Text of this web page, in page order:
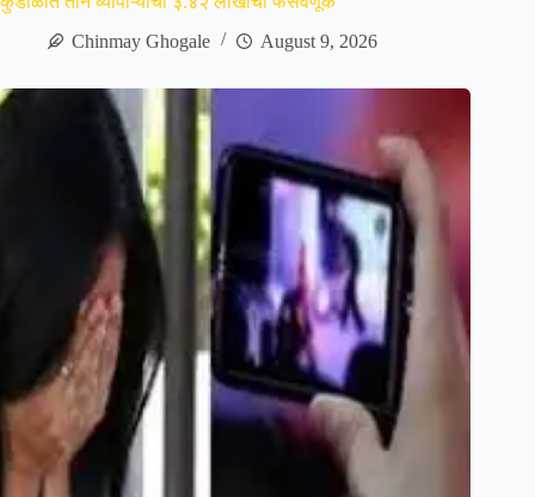
Chinmay Ghogale
August 9, 2026